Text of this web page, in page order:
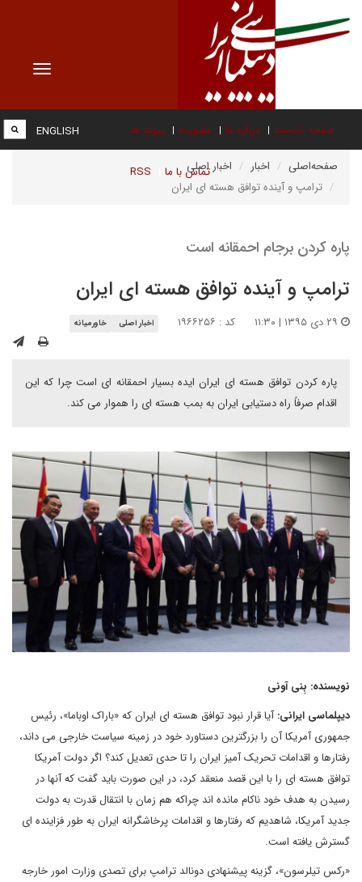
Toggle
صفحه نخست درباره ما عضویت پیوند ها
تماس با ما RSS
ENGLISH
صفحه‌اصلی اخبار
اخبار اصلی
ترامپ و آینده توافق هسته ای ایران
پاره کردن برجام احمقانه است
ترامپ و آینده توافق هسته ای ایران
کد : ۱۹۶۶۲۵۶ اخبار اصلی خاورمیانه
پاره کردن توافق هسته ای ایران ایده بسیار احمقانه ای است چرا که این
اقدام صرفاً راه دستیابی ایران به بمب هسته ای را هموار می کند.
نویسنده: بِنی آونی
دیپلماسی ایرانی:آیا قرار نبود توافق هسته ای ایران که «باراک اوباما»، رئیس
جمهوری آمریکا آن را بزرگترین دستاورد خود در زمینه سیاست خارجی می داند،
رفتارها و اقدامات تحریک آمیز ایران را تا حدی تعدیل کند؟ اگر دولت آمریکا
توافق هسته ای را با این قصد منعقد کرد، در این صورت باید گفت که آنها در
رسیدن به هدف خود ناکام مانده اند چراکه هم زمان با انتقال قدرت به دولت
جدید آمریکا، شاهدیم که رفتارها و اقدامات پرخاشگرانه ایران به طور فزاینده ای
گسترش یافته است.
«رکس تیلرسون»، گزینه پیشنهادی دونالد ترامپ برای تصدی وزارت امور خارجه